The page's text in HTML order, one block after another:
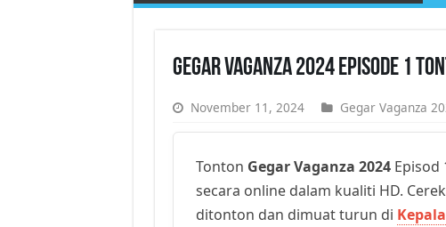
Gegar Vaganza 2024 Episode 1
November 11, 2024 Gegar Vaganza
Tonton Gegar Vaganza 2024Episod
secara online dalam kualiti HD.
ditonton dan dimuat turun di